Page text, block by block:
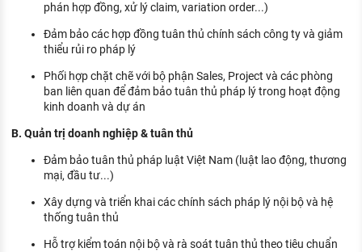
Đặc trưng từng nghề
Xu hướng việc làm
XÂY DỰNG VÀ PHÁT TRIỂN ĐỘI NGŨ
NHÂN SỰ
phán hợp đồng, xử lý claim, variation order...)
Đảm bảo các hợp đồng tuân thủ chính sách công ty và giảm
thiểu rủi ro pháp lý
Phối hợp chặt chẽ với bộ phận Sales, Project và các phòng
ban liên quan để đảm bảo tuân thủ pháp lý trong hoạt động
kinh doanh và dự án
B. Quản trị doanh nghiệp & tuân thủ
Đảm bảo tuân thủ pháp luật Việt Nam (luật lao động, thương
mại, đầu tư...)
Xây dựng và triển khai các chính sách pháp lý nội bộ và hệ
thống tuân thủ
Hỗ trợ kiểm toán nội bộ và rà soát tuân thủ theo tiêu chuẩn